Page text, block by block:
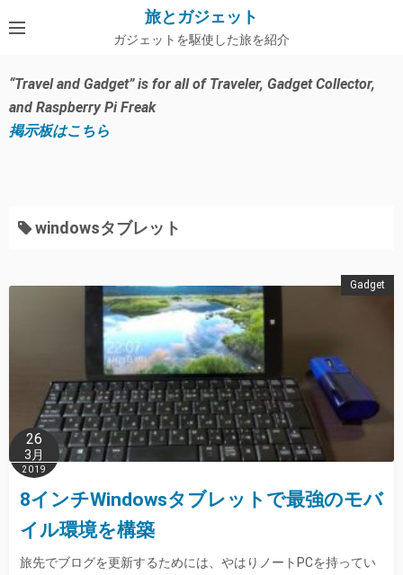
ン
ン
ツ
へ
旅とガジェット
ガジェットを駆使した旅を紹介
“Travel and Gadget” is for all of Traveler, Gadget Collector,
and Raspberry Pi Freak
掲示板はこちら
windowsタブレット
Gadget
26
3月
2019
8インチWindowsタブレットで最強のモバ
イル環境を構築
旅先でブログを更新するためには、やはりノートPCを持ってい